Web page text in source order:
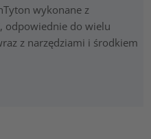
wykonane z
odpowiednie do wielu
z narzędziami i środkiem